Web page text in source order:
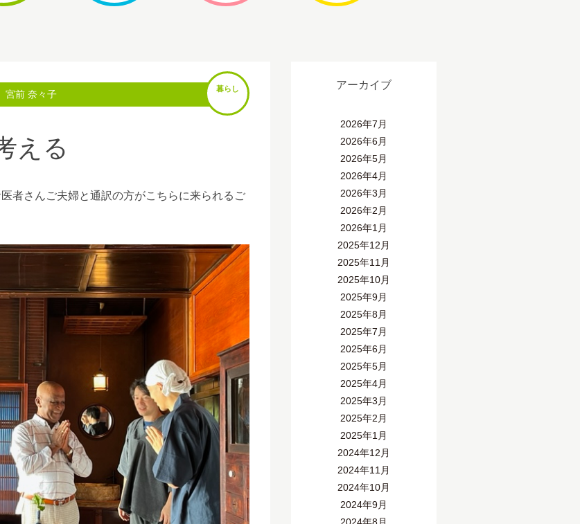
宮前 奈々子 暮らし
える
者さんご夫婦と通訳の方がこちらに来られるご
アーカイブ
2026年7月
2026年6月
2026年5月
2026年4月
2026年3月
2026年2月
2026年1月
2025年12月
2025年11月
2025年10月
2025年9月
2025年8月
2025年7月
2025年6月
2025年5月
2025年4月
2025年3月
2025年2月
2025年1月
2024年12月
2024年11月
2024年10月
2024年9月